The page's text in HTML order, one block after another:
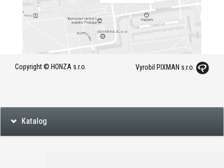
Copyright © HONZA s.r.o. Vyrobil PIXMAN s.r.o.
Katalog